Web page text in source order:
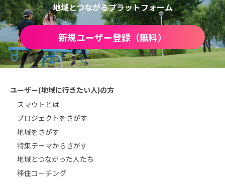
地域とつながるプラットフォーム
新規ユーザー登録（無料）
ユーザー(地域に行きたい人)の方
スマウトとは
プロジェクトをさがす
地域をさがす
特集テーマからさがす
地域とつながった人たち
移住コーチング